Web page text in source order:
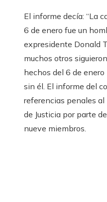
El informe decía: “La
6 de enero fue un
expresidente Donald
muchos otros
hechos del 6 de enero
sin él. El informe del
referencias penales
de Justicia por parte
nueve miembros.